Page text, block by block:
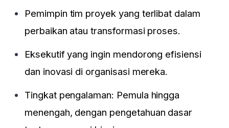
Pemimpin tim proyek yang terlibat dalam
perbaikan atau transformasi proses.
Eksekutif yang ingin mendorong efisiensi
dan inovasi di organisasi mereka.
Tingkat pengalaman: Pemula hingga
menengah, dengan pengetahuan dasar